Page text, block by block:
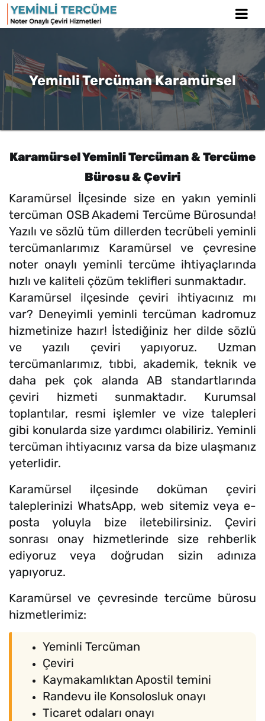
Yeminli Tercüman Karamürsel
Karamürsel Yeminli Tercüman & Tercüme
Bürosu & Çeviri
Karamürsel İlçesinde size en yakın yeminli
tercüman OSB Akademi Tercüme Bürosunda!
Yazılı ve sözlü tüm dillerden tecrübeli yeminli
tercümanlarımız Karamürsel ve çevresine
noter onaylı yeminli tercüme ihtiyaçlarında
hızlı ve kaliteli çözüm teklifleri sunmaktadır.
Karamürsel ilçesinde çeviri ihtiyacınız mı
var? Deneyimli yeminli tercüman kadromuz
hizmetinize hazır! İstediğiniz her dilde sözlü
ve yazılı çeviri yapıyoruz. Uzman
tercümanlarımız, tıbbi, akademik, teknik ve
daha pek çok alanda AB standartlarında
çeviri hizmeti sunmaktadır. Kurumsal
toplantılar, resmi işlemler ve vize talepleri
gibi konularda size yardımcı olabiliriz. Yeminli
tercüman ihtiyacınız varsa da bize ulaşmanız
yeterlidir.
Karamürsel ilçesinde doküman çeviri
taleplerinizi WhatsApp, web sitemiz veya e-
posta yoluyla bize iletebilirsiniz. Çeviri
sonrası onay hizmetlerinde size rehberlik
ediyoruz veya doğrudan sizin adınıza
yapıyoruz.
Karamürsel ve çevresinde tercüme bürosu
hizmetlerimiz:
Yeminli Tercüman
Çeviri
Kaymakamlıktan Apostil temini
Randevu ile Konsolosluk onayı
Ticaret odaları onayı